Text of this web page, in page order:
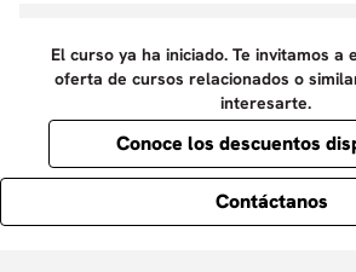
El curso ya ha iniciado. Te invitamos
oferta de cursos relacionados o
interesarte.
Conoce los descuentos
Contáctanos